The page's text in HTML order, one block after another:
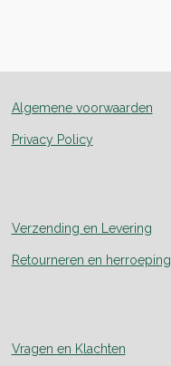
Algemene voorwaarden
Privacy Policy
Verzending en Levering
Retourneren en herroeping
Vragen en Klachten